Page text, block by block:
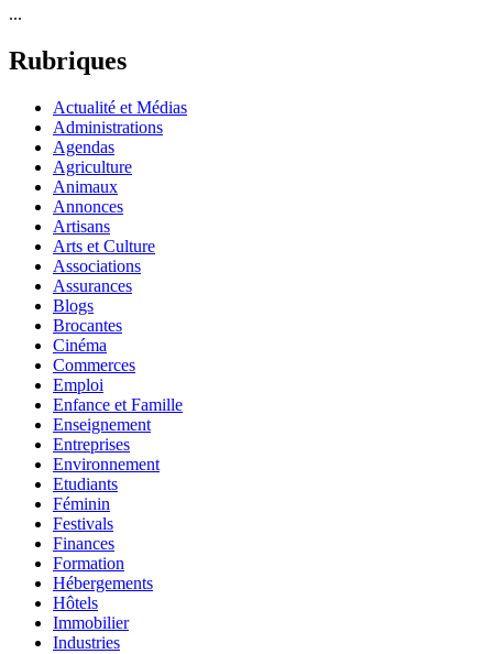
...
Rubriques
Actualité et Médias
Administrations
Agendas
Agriculture
Animaux
Annonces
Artisans
Arts et Culture
Associations
Assurances
Blogs
Brocantes
Cinéma
Commerces
Emploi
Enfance et Famille
Enseignement
Entreprises
Environnement
Etudiants
Féminin
Festivals
Finances
Formation
Hébergements
Hôtels
Immobilier
Industries